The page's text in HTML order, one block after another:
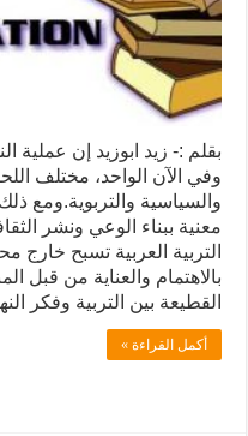
بقلم :- زيد ابوزيد إن عملية
وفي الآن الواحد، مختلف
والسياسية والتربوية.‏ومع
معنية ببناء الوعي ونشر
التربية العربية تسبح خارج
بالاهتمام والعناية من قبل
القطيعة بين التربية وفكر
أكمل القراءة »